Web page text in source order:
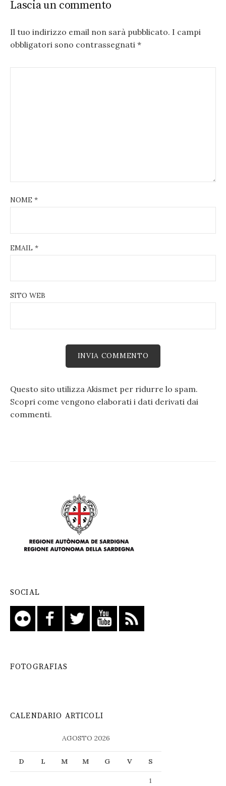
Lascia un commento
Il tuo indirizzo email non sarà pubblicato. I campi
obbligatori sono contrassegnati *
NOME *
EMAIL *
SITO WEB
Questo sito utilizza Akismet per ridurre lo spam.
Scopri come vengono elaborati i dati derivati dai
commenti.
SOCIAL
FOTOGRAFIAS
CALENDARIO ARTICOLI
AGOSTO 2026
D L M M G V S
1